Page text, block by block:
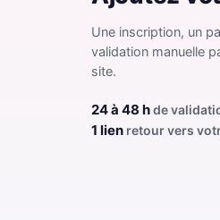
Une inscription, un
validation manuelle
site.
24 à 48 hde
1 lien retour vers